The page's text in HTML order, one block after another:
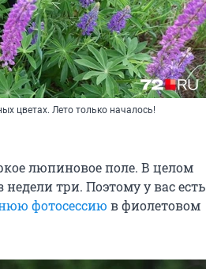
цветах. Лето только началось!
люпиновое поле. В целом
три. Поэтому у вас есть
фотосессию в фиолетовом